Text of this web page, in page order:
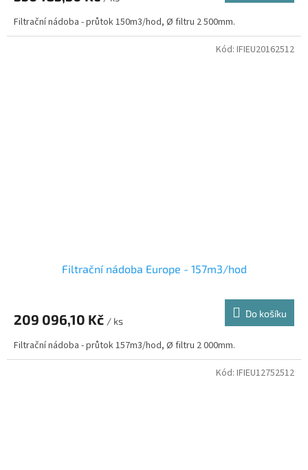
Filtrační nádoba - průtok 150m3/hod, Ø filtru 2 500mm.
Filtrační nádoba Europe - 157m3/hod
209 096,10 Kč / ks
Do košíku
Filtrační nádoba - průtok 157m3/hod, Ø filtru 2 000mm.
Kód: IFIEU20162512
Kód: IFIEU12752512